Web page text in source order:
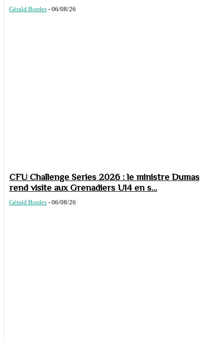
Gérald Bordes - 06/08/26
CFU Challenge Series 2026 : le ministre Dumas
rend visite aux Grenadiers U14 en s...
Gérald Bordes - 06/08/26